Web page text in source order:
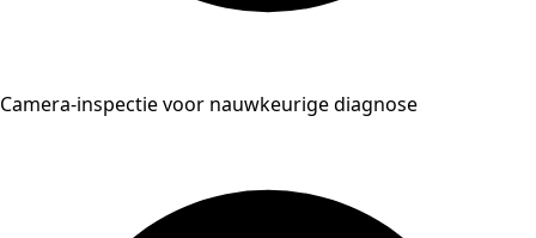
Camera-inspectie voor nauwkeurige diagnose